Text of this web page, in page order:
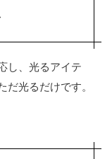
し、光るアイテ
だ光るだけです。